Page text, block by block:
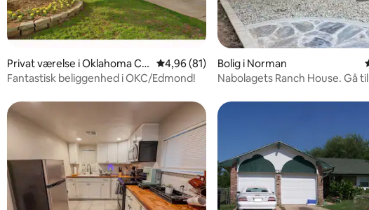
i gennemsnitlig bedømmelse, 80 omtaler
Privat værelse i Oklahoma Cit
y
4,96 ud af 5 i gennemsnitlig bedømmelse,
4,96 (81)
Fantastisk beliggenhed i OKC/Edmond!
Bolig i Norman
Nabolagets Ranch House. Gå til OU,